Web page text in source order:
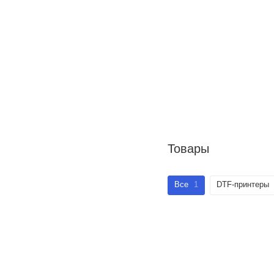
Товары
Все 1 DTF-принтеры